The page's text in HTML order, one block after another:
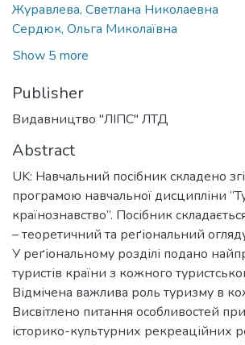
Журавлева, Светлана Николаевна
Сердюк, Ольга Миколаївна
Show 5 more
Publisher
Видавництво "ЛІПС" ЛТД
Abstract
UK: Навчальний посібник складено
програмою навчальної дисципліни
країнознавство”. Посібник
– теоретичний та реґіональний
У реґіональному розділі подано
туристів країни з кожного
Відмічена важлива роль туризму в
Висвітлено питання особливостей
історико-культурних рекреаційних